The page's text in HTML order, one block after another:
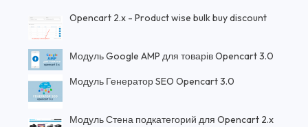
Opencart 2.x - Product wise bulk buy discount
Модуль Google AMP для товарів Opencart 3.0
Модуль Генератор SEO Opencart 3.0
Модуль Стена подкатегорий для Opencart 2.x